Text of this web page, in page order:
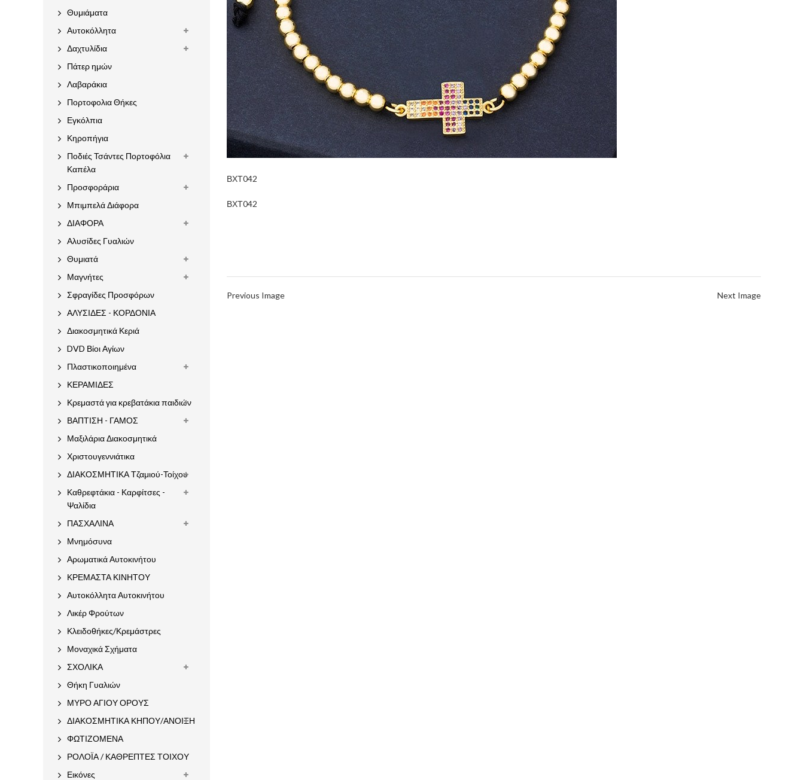
ΒΧΤ042
ΒΧΤ042
Previous Image Next Image
Θυμιάματα
Αυτοκόλλητα
Δαχτυλίδια
Πάτερ ημών
Λαβαράκια
Πορτοφολια Θήκες
Εγκόλπια
Κηροπήγια
Ποδιές Τσάντες Πορτοφόλια
Καπέλα
Προσφοράρια
Μπιμπελά Διάφορα
ΔΙΑΦΟΡΑ
Αλυσίδες Γυαλιών
Θυμιατά
Μαγνήτες
Σφραγίδες Προσφόρων
ΑΛΥΣΙΔΕΣ - ΚΟΡΔΟΝΙΑ
Διακοσμητικά Κεριά
DVD Βίοι Αγίων
Πλαστικοποιημένα
ΚΕΡΑΜΙΔΕΣ
Κρεμαστά για κρεβατάκια παιδιών
ΒΑΠΤΙΣΗ - ΓΑΜΟΣ
Μαξιλάρια Διακοσμητικά
Χριστουγεννιάτικα
ΔΙΑΚΟΣΜΗΤΙΚΑ Τζαμιού-Τοίχου
Καθρεφτάκια - Καρφίτσες -
Ψαλίδια
ΠΑΣΧΑΛΙΝΑ
Μνημόσυνα
Αρωματικά Αυτοκινήτου
ΚΡΕΜΑΣΤΑ ΚΙΝΗΤΟΥ
Αυτοκόλλητα Αυτοκινήτου
Λικέρ Φρούτων
Κλειδοθήκες/Κρεμάστρες
Μοναχικά Σχήματα
ΣΧΟΛΙΚΑ
Θήκη Γυαλιών
ΜΥΡΟ ΑΓΙΟΥ ΟΡΟΥΣ
ΔΙΑΚΟΣΜΗΤΙΚΑ ΚΗΠΟΥ/ΑΝΟΙΞΗ
ΦΩΤΙΖΟΜΕΝΑ
ΡΟΛΟΪΑ / ΚΑΘΡΕΠΤΕΣ ΤΟΙΧΟΥ
Εικόνες